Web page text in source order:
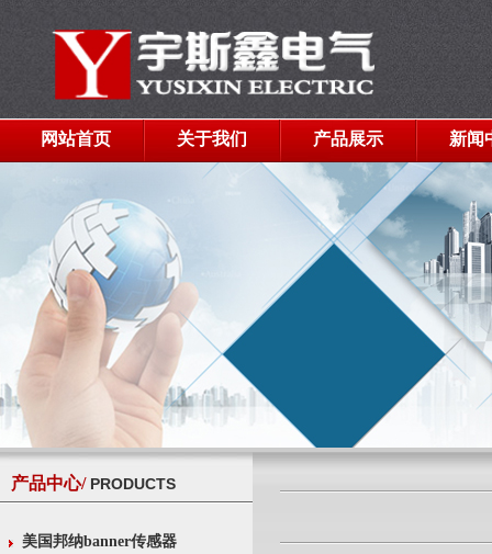
网站首页 关于我们 产品展示 新闻
产品中心/ PRODUCTS
美国邦纳banner传感器